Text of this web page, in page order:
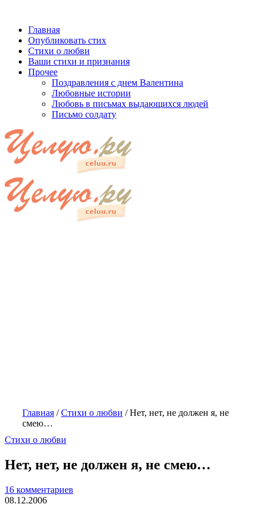
Главная
Опубликовать стих
Стихи о любви
Ваши стихи и признания
Прочее
Поздравления с днем Валентина
Любовные истории
Любовь в письмах выдающихся людей
Письмо солдату
Главная /Стихи о любви /Нет, нет, не должен я, не
смею…
Стихи о любви
Нет, нет, не должен я, не смею…
16 комментариев
08.12.2006